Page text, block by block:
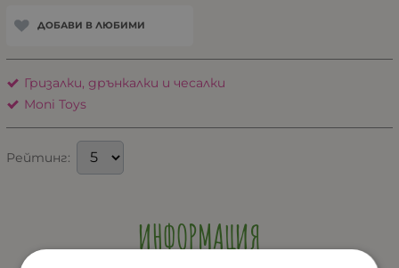
ДОБАВИ В ЛЮБИМИ
Гризалки, дрънкалки и чесалки
Moni Toys
Рейтинг:
ИНФОРМАЦИЯ